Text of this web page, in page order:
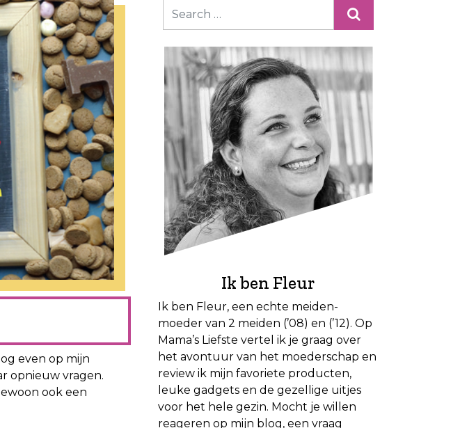
even op mijn
opnieuw vragen.
ook een
Ik ben Fleur
Ik ben Fleur, een echte meiden-
moeder van 2 meiden (’08) en (’12). Op
Mama’s Liefste vertel ik je graag over
het avontuur van het moederschap en
review ik mijn favoriete producten,
leuke gadgets en de gezellige uitjes
voor het hele gezin. Mocht je willen
reageren op mijn blog, een vraag